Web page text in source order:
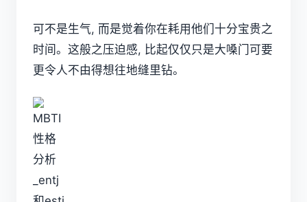
可不是生气, 而是觉着你在耗用他们十分宝贵之
时间。这般之压迫感, 比起仅仅只是大嗓门可要
更令人不由得想往地缝里钻。